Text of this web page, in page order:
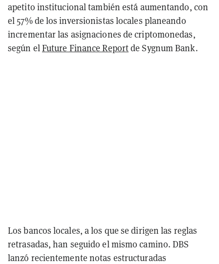
apetito institucional también está aumentando, con
el 57% de los inversionistas locales planeando
incrementar las asignaciones de criptomonedas,
según elFuture Finance Reportde Sygnum Bank.
Los bancos locales, a los que se dirigen las reglas
retrasadas, han seguido el mismo camino. DBS
lanzó recientemente notas estructuradas